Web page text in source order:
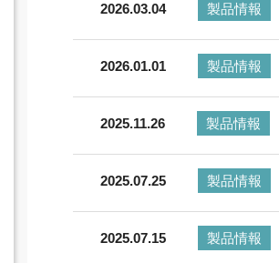
2026.03.04 製品情報
2026.01.01 製品情報
2025.11.26 製品情報
2025.07.25 製品情報
2025.07.15 製品情報